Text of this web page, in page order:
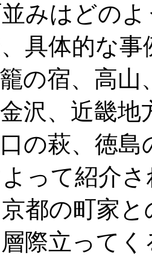
みはどの
具体的な
の宿、高
沢、近畿
の萩、徳
って紹介
都の町家
際立って